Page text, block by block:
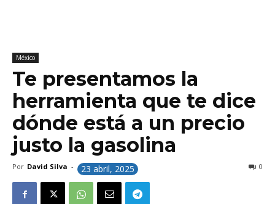
México
Te presentamos la
herramienta que te dice
dónde está a un precio
justo la gasolina
Por David Silva - 23 abril, 2025 0